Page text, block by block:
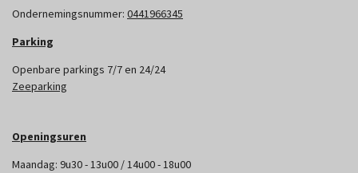
Ondernemingsnummer: 0441966345
Parking
Openbare parkings 7/7 en 24/24
Zeeparking
Openingsuren
Maandag: 9u30 - 13u00 / 14u00 - 18u00